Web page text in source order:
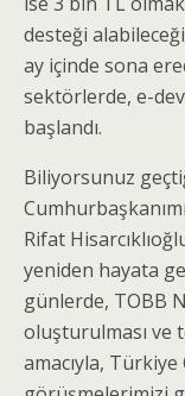
desteği
ay içinde sona
sektörlerde, e-
başlandı.
Biliyorsunuz
Rifat
yeniden hayata
günlerde, TOBB
oluşturulması ve
amacıyla,